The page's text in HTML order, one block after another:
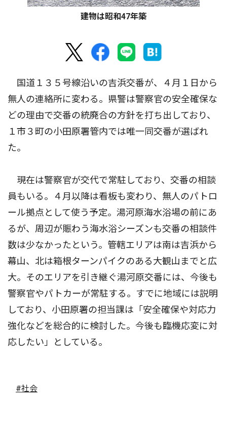
建物は昭和47年築
国道１３５号線沿いの吉浜交番が、４月１日から
無人の連絡所に変わる。県警は警察官の安全確保な
どの理由で交番の統廃合の方針を打ち出しており、
１市３町の小田原署管内では唯一同交番が選ばれ
た。
現在は警察官が交代で常駐しており、交番の相談
員もいる。４月以降は看板も変わり、無人のパトロ
ール拠点として使う予定。湯河原海水浴場の前にあ
るが、周辺が賑わう海水浴シーズンも交番の相談件
数は少なかったという。管轄エリアは南は吉浜から
幕山、北は箱根ターンパイクのある大観山までと広
大。そのエリアを引き継ぐ湯河原交番には、今後も
警察官やパトカーが常駐する。すでに地域には説明
しており、小田原署の担当課は「安全確保や対応力
強化などを総合的に検討した。今後も臨機応変に対
応したい」としている。
#社会